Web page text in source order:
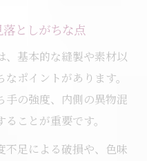
としがちな点
、基本的な縫製や素材以
ポイントがあります。
手の強度、内側の異物混
ことが重要です。
不足による破損や、色味